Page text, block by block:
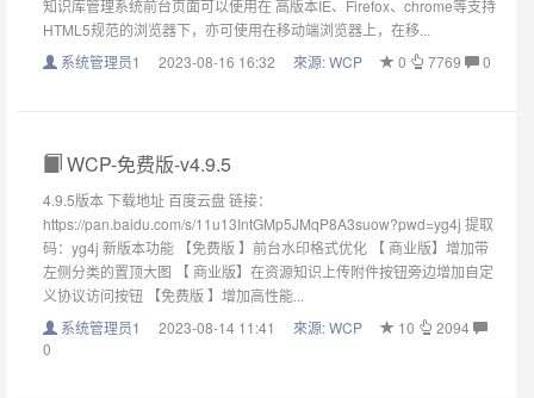
知识库管理系统前台页面可以使用在 高版本IE、Firefox、chrome等支持
HTML5规范的浏览器下，亦可使用在移动端浏览器上，在移...
系统管理员1
2023-08-16 16:32 來源:WCP 0 7769 0
WCP-免费版-v4.9.5
4.9.5版本 下载地址 百度云盘 链接：
https://pan.baidu.com/s/11u13IntGMp5JMqP8A3suow?pwd=yg4j 提取
码：yg4j 新版本功能 【免费版 】前台水印格式优化 【 商业版】增加带
左侧分类的置顶大图 【 商业版】在资源知识上传附件按钮旁边增加自定
义协议访问按钮 【免费版 】增加高性能...
系统管理员1
2023-08-14 11:41 來源:WCP 10
2094
0